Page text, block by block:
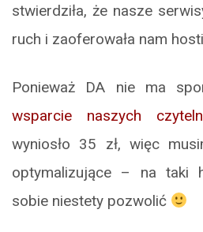
stwierdziła, że nasze
ruch i zaoferowała nam
Ponieważ DA nie ma
wsparcie naszych
wyniosło 35 zł, więc
optymalizujące – na taki
sobie niestety pozwolić